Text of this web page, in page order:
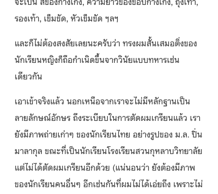
รองเท้า, เข็มขัด, หัวเข็มขัด ฯลฯ
และก็ไม่ต้องสงสัยเลยนะครับว่า ทรงผมสั้นเสมอติ่งของ
นักเรียนหญิงก็ถือกำเนิดขึ้นจากวินัยแบบทหารเช่น
เดียวกัน
เอาเข้าจริงแล้ว นอกเหนือจากเราจะไม่มีหลักฐานเป็น
ลายลักษณ์อักษร ถึงระเบียบในการตัดผมเกรียนแล้ว เรา
ยังมีภาพถ่ายเก่าๆ ของนักเรียนไทย อย่างรูปของ ม.ล. ปิ่น
มาลากุล ขณะที่เป็นนักเรียนโรงเรียนสวนกุหลาบวิทยาลัย
แต่ไม่ได้ตัดผมเกรียนอีกด้วย (แน่นอนว่า ยังต้องมีภาพ
ของนักเรียนคนอื่นๆ อีกเช่นกันที่ผมไม่ได้เอ่ยถึง เพราะไม่